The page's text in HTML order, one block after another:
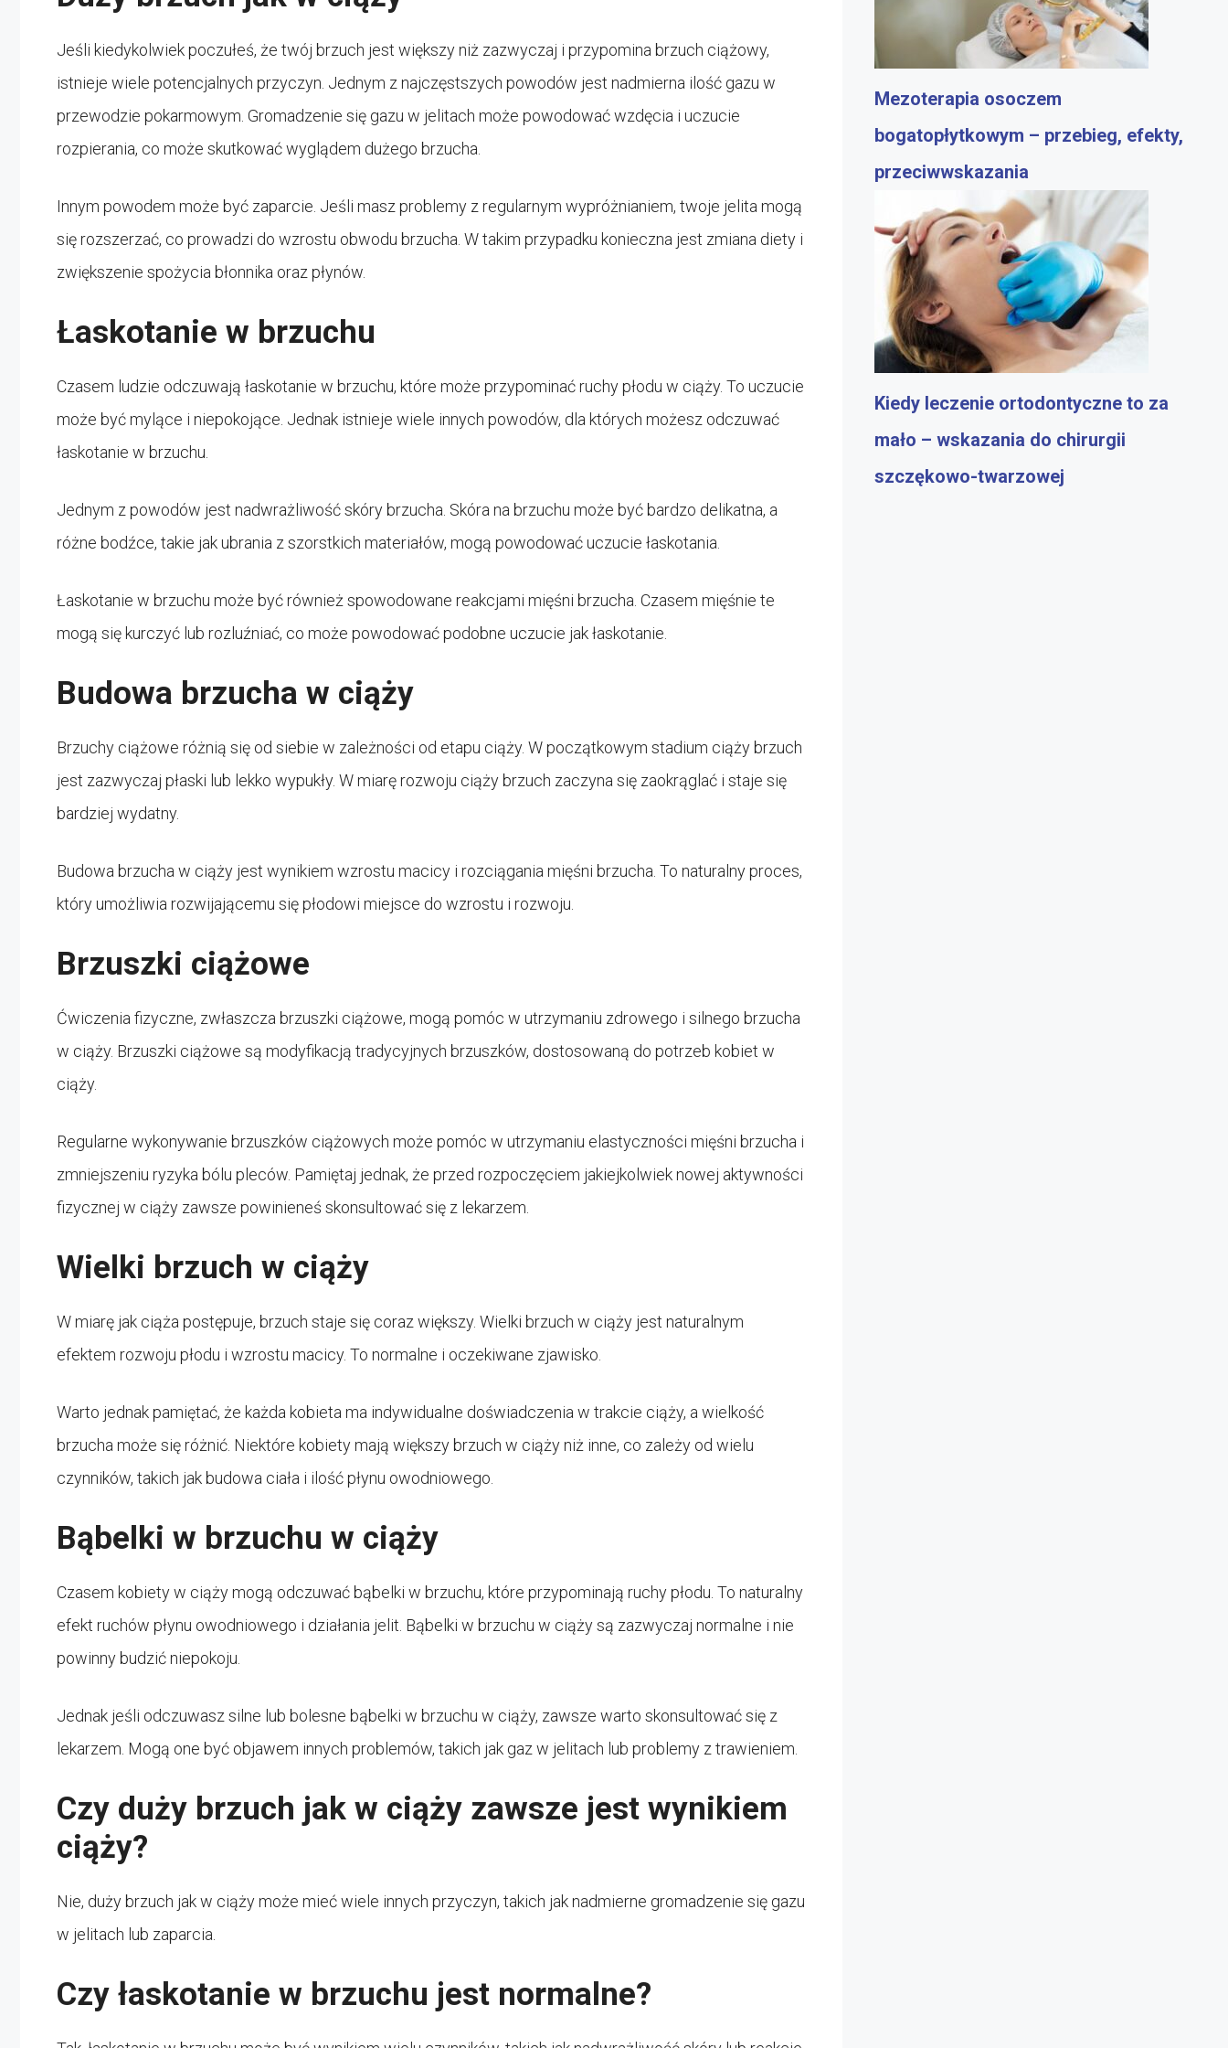
Jeśli kiedykolwiek poczułeś, że twój brzuch jest większy niż zazwyczaj i przypomina brzuch ciążowy,
istnieje wiele potencjalnych przyczyn. Jednym z najczęstszych powodów jest nadmierna ilość gazu w
przewodzie pokarmowym. Gromadzenie się gazu w jelitach może powodować wzdęcia i uczucie
rozpierania, co może skutkować wyglądem dużego brzucha.
Innym powodem może być zaparcie. Jeśli masz problemy z regularnym wypróżnianiem, twoje jelita mogą
się rozszerzać, co prowadzi do wzrostu obwodu brzucha. W takim przypadku konieczna jest zmiana diety i
zwiększenie spożycia błonnika oraz płynów.
Łaskotanie w brzuchu
Czasem ludzie odczuwają łaskotanie w brzuchu, które może przypominać ruchy płodu w ciąży. To uczucie
może być mylące i niepokojące. Jednak istnieje wiele innych powodów, dla których możesz odczuwać
łaskotanie w brzuchu.
Jednym z powodów jest nadwrażliwość skóry brzucha. Skóra na brzuchu może być bardzo delikatna, a
różne bodźce, takie jak ubrania z szorstkich materiałów, mogą powodować uczucie łaskotania.
Łaskotanie w brzuchu może być również spowodowane reakcjami mięśni brzucha. Czasem mięśnie te
mogą się kurczyć lub rozluźniać, co może powodować podobne uczucie jak łaskotanie.
Budowa brzucha w ciąży
Brzuchy ciążowe różnią się od siebie w zależności od etapu ciąży. W początkowym stadium ciąży brzuch
jest zazwyczaj płaski lub lekko wypukły. W miarę rozwoju ciąży brzuch zaczyna się zaokrąglać i staje się
bardziej wydatny.
Budowa brzucha w ciąży jest wynikiem wzrostu macicy i rozciągania mięśni brzucha. To naturalny proces,
który umożliwia rozwijającemu się płodowi miejsce do wzrostu i rozwoju.
Brzuszki ciążowe
Ćwiczenia fizyczne, zwłaszcza brzuszki ciążowe, mogą pomóc w utrzymaniu zdrowego i silnego brzucha
w ciąży. Brzuszki ciążowe są modyfikacją tradycyjnych brzuszków, dostosowaną do potrzeb kobiet w
ciąży.
Regularne wykonywanie brzuszków ciążowych może pomóc w utrzymaniu elastyczności mięśni brzucha i
zmniejszeniu ryzyka bólu pleców. Pamiętaj jednak, że przed rozpoczęciem jakiejkolwiek nowej aktywności
fizycznej w ciąży zawsze powinieneś skonsultować się z lekarzem.
Wielki brzuch w ciąży
W miarę jak ciąża postępuje, brzuch staje się coraz większy. Wielki brzuch w ciąży jest naturalnym
efektem rozwoju płodu i wzrostu macicy. To normalne i oczekiwane zjawisko.
Warto jednak pamiętać, że każda kobieta ma indywidualne doświadczenia w trakcie ciąży, a wielkość
brzucha może się różnić. Niektóre kobiety mają większy brzuch w ciąży niż inne, co zależy od wielu
czynników, takich jak budowa ciała i ilość płynu owodniowego.
Bąbelki w brzuchu w ciąży
Czasem kobiety w ciąży mogą odczuwać bąbelki w brzuchu, które przypominają ruchy płodu. To naturalny
efekt ruchów płynu owodniowego i działania jelit. Bąbelki w brzuchu w ciąży są zazwyczaj normalne i nie
powinny budzić niepokoju.
Jednak jeśli odczuwasz silne lub bolesne bąbelki w brzuchu w ciąży, zawsze warto skonsultować się z
lekarzem. Mogą one być objawem innych problemów, takich jak gaz w jelitach lub problemy z trawieniem.
Czy duży brzuch jak w ciąży zawsze jest wynikiem
ciąży?
Nie, duży brzuch jak w ciąży może mieć wiele innych przyczyn, takich jak nadmierne gromadzenie się gazu
w jelitach lub zaparcia.
Czy łaskotanie w brzuchu jest normalne?
Mezoterapia osoczem
bogatopłytkowym – przebieg, efekty,
przeciwwskazania
Kiedy leczenie ortodontyczne to za
mało – wskazania do chirurgii
szczękowo-twarzowej